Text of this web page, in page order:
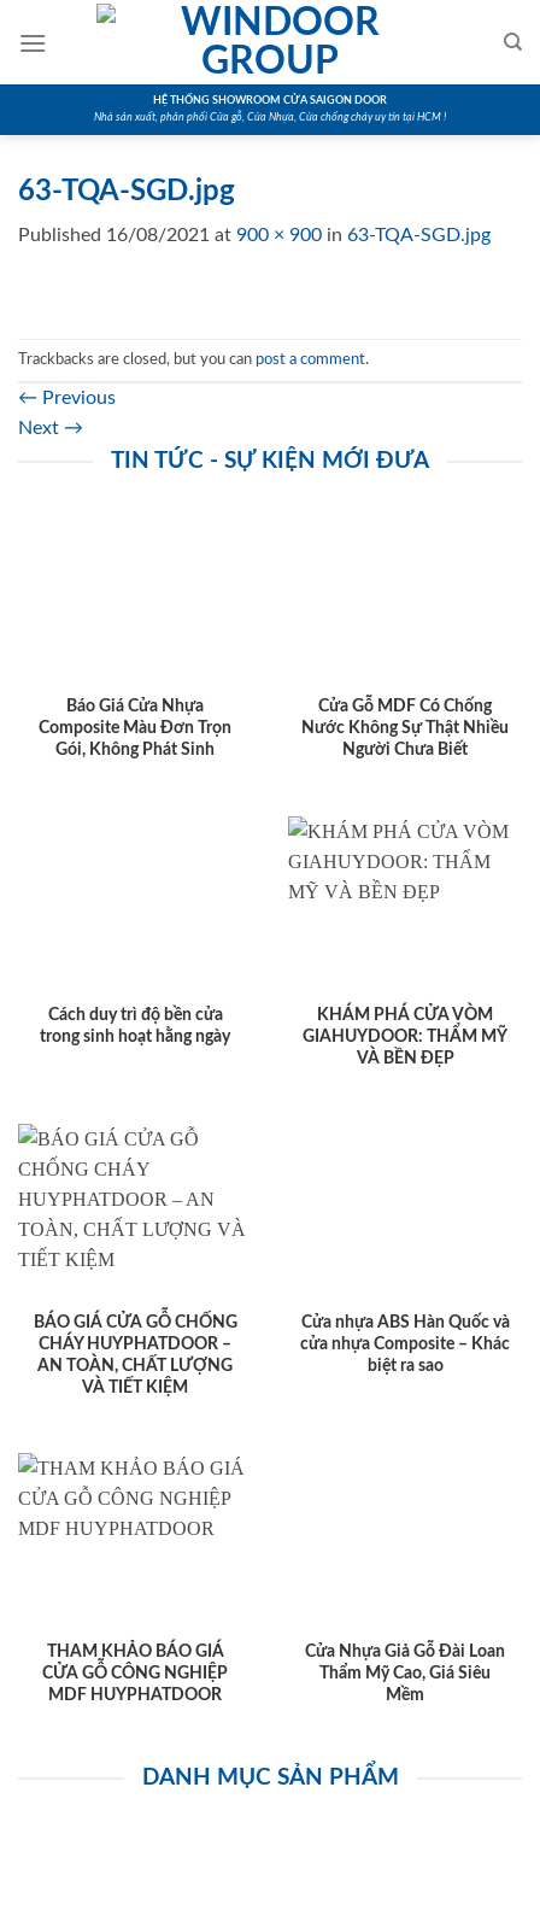
HỆ THỐNG SHOWROOM CỬA SAIGON DOOR
Nhà sản xuất, phân phối Cửa gỗ, Cửa Nhựa, Cửa chống cháy uy tín tại HCM !
63-TQA-SGD.jpg
Published 16/08/2021 at 900 × 900 in 63-TQA-SGD.jpg
Trackbacks are closed, but you can post a comment.
← Previous
Next →
TIN TỨC - SỰ KIỆN MỚI ĐƯA
Báo Giá Cửa Nhựa
Composite Màu Đơn Trọn
Gói, Không Phát Sinh
Cửa Gỗ MDF Có Chống
Nước Không Sự Thật Nhiều
Người Chưa Biết
Cách duy trì độ bền cửa
trong sinh hoạt hằng ngày
KHÁM PHÁ CỬA VÒM
GIAHUYDOOR: THẨM MỸ
VÀ BỀN ĐẸP
BÁO GIÁ CỬA GỖ CHỐNG
CHÁY HUYPHATDOOR –
AN TOÀN, CHẤT LƯỢNG
VÀ TIẾT KIỆM
Cửa nhựa ABS Hàn Quốc và
cửa nhựa Composite – Khác
biệt ra sao
THAM KHẢO BÁO GIÁ
CỬA GỖ CÔNG NGHIỆP
MDF HUYPHATDOOR
Cửa Nhựa Giả Gỗ Đài Loan
Thẩm Mỹ Cao, Giá Siêu
Mềm
DANH MỤC SẢN PHẨM